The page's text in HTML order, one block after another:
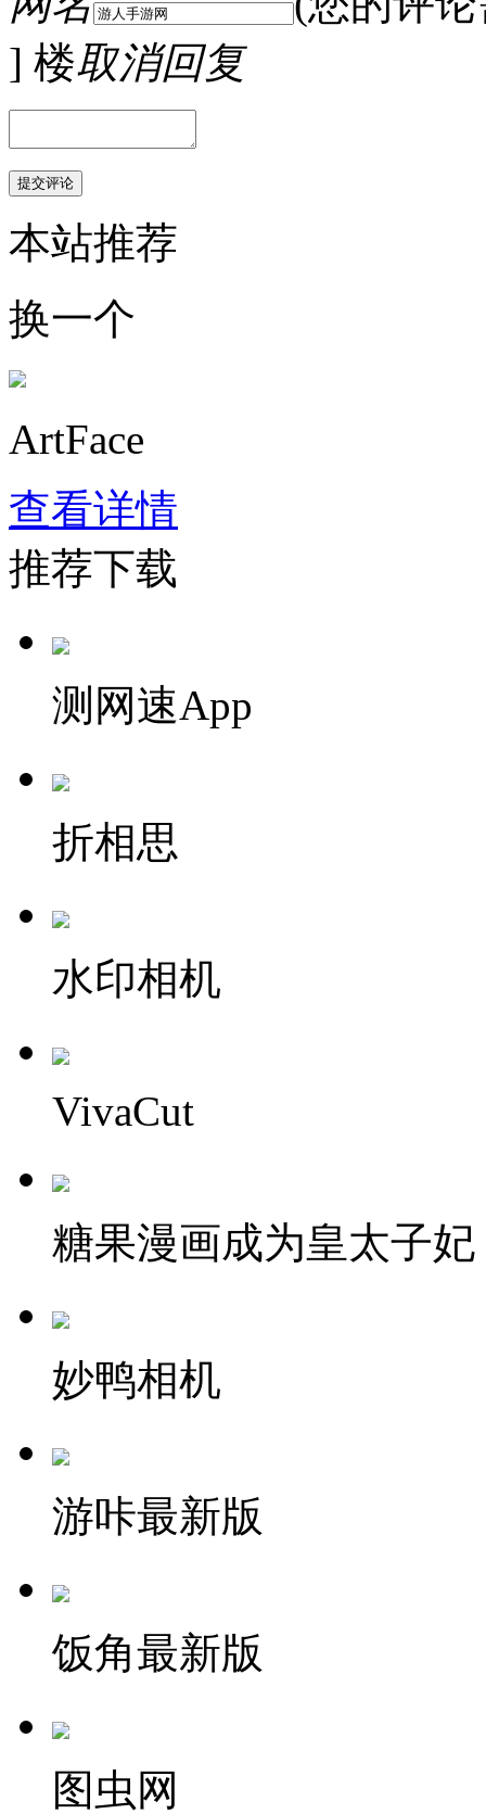
] 楼取消回复
本站推荐
换一个
ArtFace
查看详情
推荐下载
测网速App
折相思
水印相机
VivaCut
糖果漫画成为皇太子妃
妙鸭相机
游咔最新版
饭角最新版
图虫网